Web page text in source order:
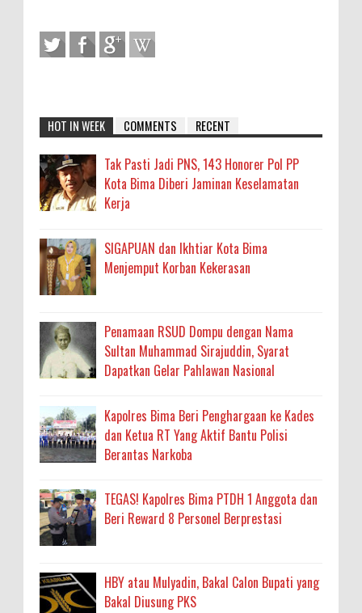
HOT IN WEEK COMMENTS RECENT
Tak Pasti Jadi PNS, 143 Honorer Pol PP
Kota Bima Diberi Jaminan Keselamatan
Kerja
SIGAPUAN dan Ikhtiar Kota Bima
Menjemput Korban Kekerasan
Penamaan RSUD Dompu dengan Nama
Sultan Muhammad Sirajuddin, Syarat
Dapatkan Gelar Pahlawan Nasional
Kapolres Bima Beri Penghargaan ke Kades
dan Ketua RT Yang Aktif Bantu Polisi
Berantas Narkoba
TEGAS! Kapolres Bima PTDH 1 Anggota dan
Beri Reward 8 Personel Berprestasi
HBY atau Mulyadin, Bakal Calon Bupati yang
Bakal Diusung PKS